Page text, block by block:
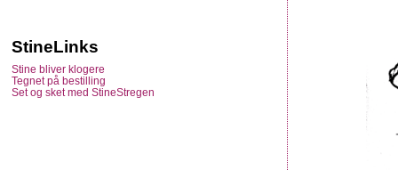
StineLinks
Stine bliver klogere
Tegnet på bestilling
Set og sket med StineStregen